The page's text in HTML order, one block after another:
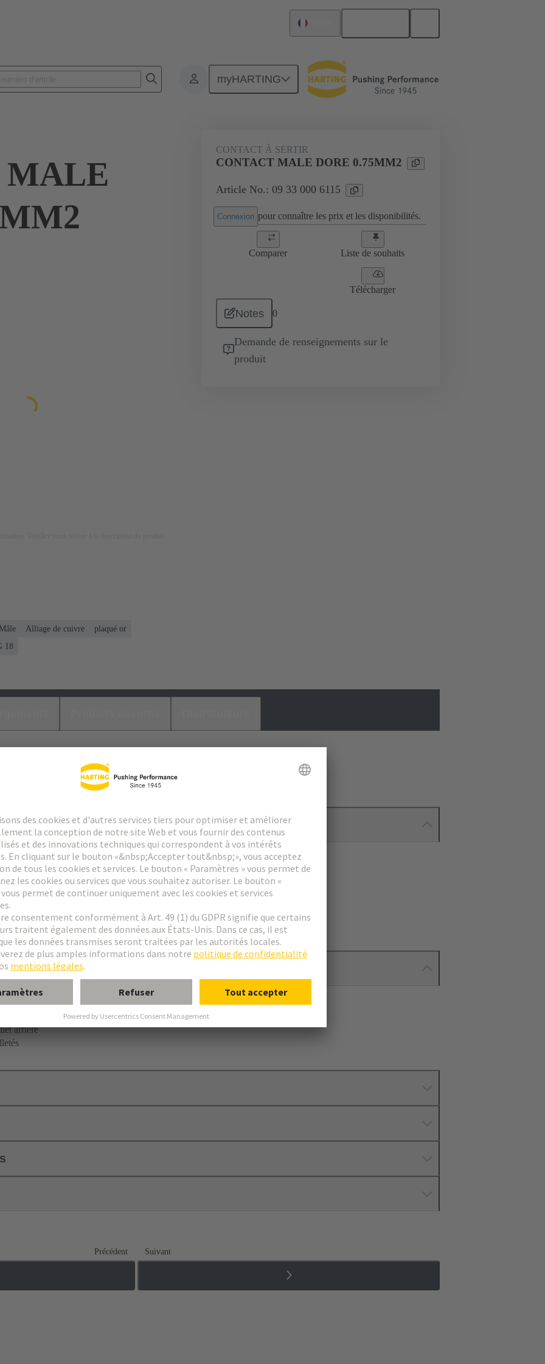
myHARTING
Contacts Électrique 09 33 000 6115
MALE
CONTACT À SERTIR
CONTACT MALE DORE 0.75MM2
Article No.: 09 33 000 6115
Connexion pour connaître les prix et les disponibilités.
Comparer Liste de souhaits
Télécharger
Notes 0
Demande de renseignements sur le
produit
Mâle Alliage de cuivre
plaqué or
18
à Sertir
arrière
Précédent Suivant